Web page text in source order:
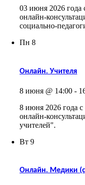
03 июня 2026 года
онлайн-
социально-
Пн 8
Онлайн. Учителя
8 июня @ 14:00 -
8 июня 2026 года с
онлайн-
учителей".
Вт 9
Онлайн. Медики